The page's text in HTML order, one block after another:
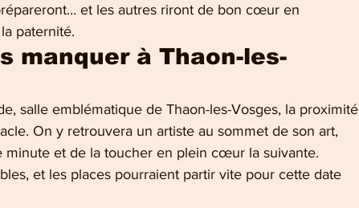
et les autres riront de bon cœur en
paternité.
manquer à Thaon-les-
salle emblématique de Thaon-les-Vosges, la proximité
On y retrouvera un artiste au sommet de son art,
minute et de la toucher en plein cœur la suivante.
et les places pourraient partir vite pour cette date